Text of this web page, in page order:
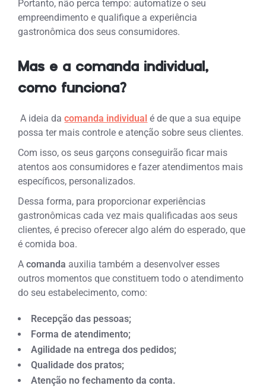
Portanto, não perca tempo: automatize o seu
empreendimento e qualifique a experiência
gastronômica dos seus consumidores.
Mas e a comanda individual,
como funciona?
A ideia da comanda individual é de que a sua equipe
possa ter mais controle e atenção sobre seus clientes.
Com isso, os seus garçons conseguirão ficar mais
atentos aos consumidores e fazer atendimentos mais
específicos, personalizados.
Dessa forma, para proporcionar experiências
gastronômicas cada vez mais qualificadas aos seus
clientes, é preciso oferecer algo além do esperado, que
é comida boa.
Acomanda auxilia também a desenvolver esses
outros momentos que constituem todo o atendimento
do seu estabelecimento, como:
Recepção das pessoas;
Forma de atendimento;
Agilidade na entrega dos pedidos;
Qualidade dos pratos;
Atenção no fechamento da conta.